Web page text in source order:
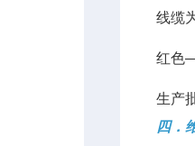
线缆
红色
生产
四．